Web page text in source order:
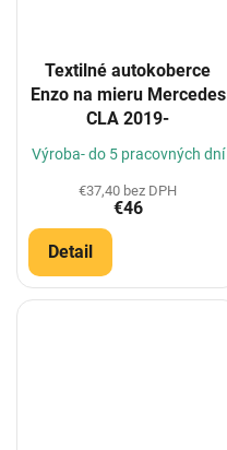
Textilné autokoberce
Enzo na mieru Mercedes
CLA 2019-
Výroba- do 5 pracovných dní
€37,40 bez DPH
€46
Detail